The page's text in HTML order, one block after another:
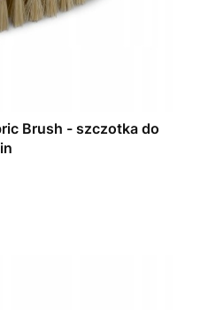
Brush - szczotka do